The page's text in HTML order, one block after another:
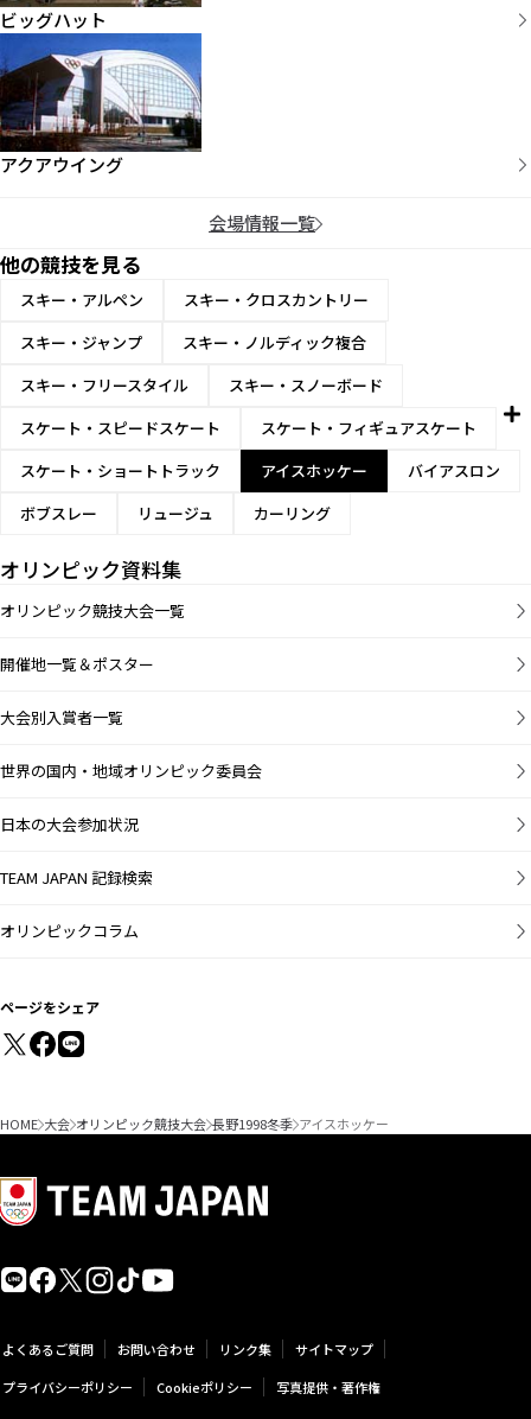
ビッグハット
アクアウイング
会場情報一覧
他の競技を見る
スキー・アルペン
スキー・クロスカントリー
スキー・ジャンプ
スキー・ノルディック複合
スキー・フリースタイル
スキー・スノーボード
スケート・スピードスケート
スケート・フィギュアスケート
スケート・ショートトラック
アイスホッケー
バイアスロン
ボブスレー
リュージュ カーリング
オリンピック資料集
オリンピック競技大会一覧
開催地一覧＆ポスター
大会別入賞者一覧
世界の国内・地域オリンピック委員会
日本の大会参加状況
TEAM JAPAN 記録検索
オリンピックコラム
ページをシェア
HOME 大会 オリンピック競技大会 長野1998冬季 アイスホッケー
よくあるご質問 お問い合わせ リンク集
サイトマップ
プライバシーポリシー
Cookieポリシー 写真提供・著作権